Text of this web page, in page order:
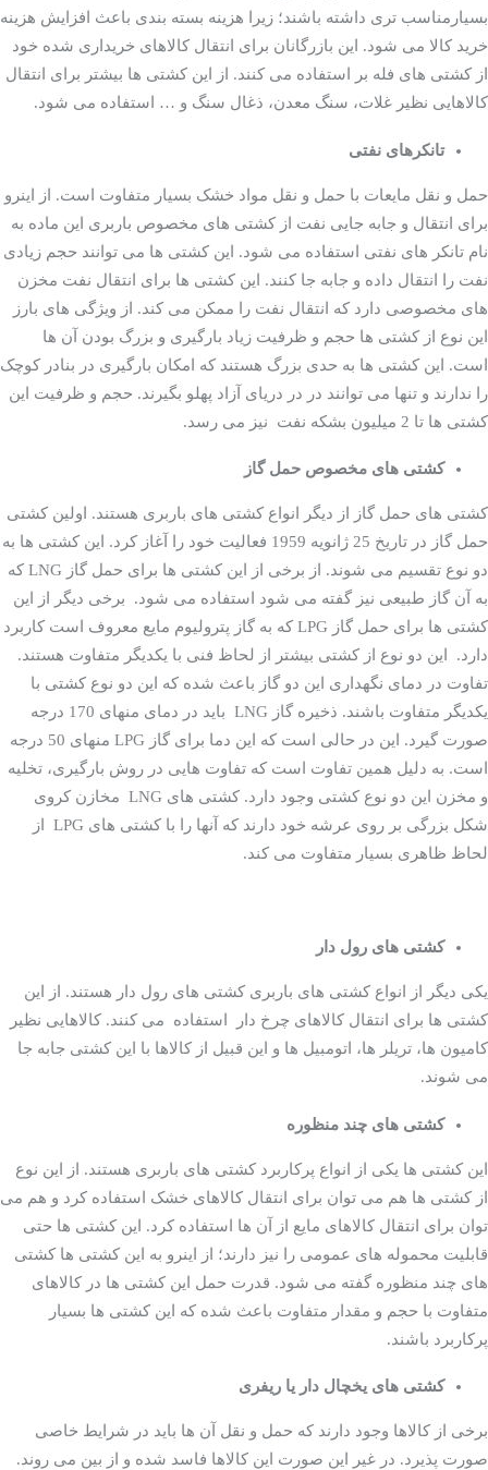
کشتی های فله بر
بسیارمناسب تری داشته باشند؛ زیرا هزینه بسته بندی باعث افزایش هزینه
خرید کالا می شود. این بازرگانان برای انتقال کالاهای خریداری شده خود
از کشتی های فله بر استفاده می کنند. از این کشتی ها بیشتر برای انتقال
کالاهایی نظیر غلات، سنگ معدن، ذغال سنگ و … استفاده می شود.
تانکرهای نفتی
حمل و نقل مایعات با حمل و نقل مواد خشک بسیار متفاوت است. از اینرو
برای انتقال و جابه جایی نفت از کشتی های مخصوص باربری این ماده به
نام تانکر های نفتی استفاده می شود. این کشتی ها می توانند حجم زیادی
نفت را انتقال داده و جابه جا کنند. این کشتی ها برای انتقال نفت مخزن
های مخصوصی دارد که انتقال نفت را ممکن می کند. از ویژگی های بارز
این نوع از کشتی ها حجم و ظرفیت زیاد بارگیری و بزرگ بودن آن ها
است. این کشتی ها به حدی بزرگ هستند که امکان بارگیری در بنادر کوچک
را ندارند و تنها می توانند در در دریای آزاد پهلو بگیرند. حجم و ظرفیت این
کشتی ها تا 2 میلیون بشکه نفت نیز می رسد.
کشتی های مخصوص حمل گاز
کشتی های حمل گاز از دیگر انواع کشتی های باربری هستند. اولین کشتی
حمل گاز در تاریخ 25 ژانویه 1959 فعالیت خود را آغاز کرد. این کشتی ها به
دو نوع تقسیم می شوند. از برخی از این کشتی ها برای حمل گاز LNG که
به آن گاز طبیعی نیز گفته می شود استفاده می شود. برخی دیگر از این
کشتی ها برای حمل گاز LPG که به گاز پترولیوم مایع معروف است کاربرد
دارد. این دو نوع از کشتی بیشتر از لحاظ فنی با یکدیگر متفاوت هستند.
تفاوت در دمای نگهداری این دو گاز باعث شده که این دو نوع کشتی با
یکدیگر متفاوت باشند. ذخیره گاز LNG باید در دمای منهای 170 درجه
صورت گیرد. این در حالی است که این دما برای گاز LPG منهای 50 درجه
است. به دلیل همین تفاوت است که تفاوت هایی در روش بارگیری، تخلیه
و مخزن این دو نوع کشتی وجود دارد. کشتی های LNG مخازن کروی
شکل بزرگی بر روی عرشه خود دارند که آنها را با کشتی های LPG از
لحاظ ظاهری بسیار متفاوت می کند.
کشتی های رول دار
یکی دیگر از انواع کشتی های باربری کشتی های رول دار هستند. از این
کشتی ها برای انتقال کالاهای چرخ دار استفاده می کنند. کالاهایی نظیر
کامیون ها، تریلر ها، اتومبیل ها و این قبیل از کالاها با این کشتی جابه جا
می شوند.
کشتی های چند منظوره
این کشتی ها یکی از انواع پرکاربرد کشتی های باربری هستند. از این نوع
از کشتی ها هم می توان برای انتقال کالاهای خشک استفاده کرد و هم می
توان برای انتقال کالاهای مایع از آن ها استفاده کرد. این کشتی ها حتی
قابلیت محموله های عمومی را نیز دارند؛ از اینرو به این کشتی ها کشتی
های چند منظوره گفته می شود. قدرت حمل این کشتی ها در کالاهای
متفاوت با حجم و مقدار متفاوت باعث شده که این کشتی ها بسیار
پرکاربرد باشند.
کشتی های یخچال دار یا ریفری
برخی از کالاها وجود دارند که حمل و نقل آن ها باید در شرایط خاصی
صورت پذیرد. در غیر این صورت این کالاها فاسد شده و از بین می روند.